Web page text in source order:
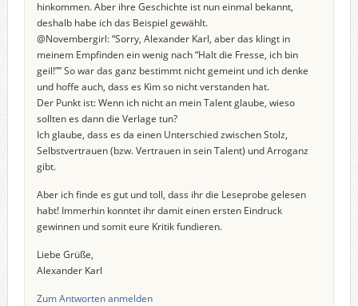
hinkommen. Aber ihre Geschichte ist nun einmal bekannt,
deshalb habe ich das Beispiel gewählt.
@Novembergirl: “Sorry, Alexander Karl, aber das klingt in
meinem Empfinden ein wenig nach “Halt die Fresse, ich bin
geil!”” So war das ganz bestimmt nicht gemeint und ich denke
und hoffe auch, dass es Kim so nicht verstanden hat.
Der Punkt ist: Wenn ich nicht an mein Talent glaube, wieso
sollten es dann die Verlage tun?
Ich glaube, dass es da einen Unterschied zwischen Stolz,
Selbstvertrauen (bzw. Vertrauen in sein Talent) und Arroganz
gibt.
Aber ich finde es gut und toll, dass ihr die Leseprobe gelesen
habt! Immerhin konntet ihr damit einen ersten Eindruck
gewinnen und somit eure Kritik fundieren.
Liebe Grüße,
Alexander Karl
Zum Antworten anmelden